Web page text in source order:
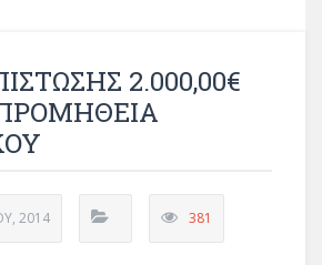
2.000,00€
2014 381